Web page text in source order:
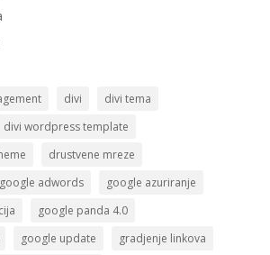
divi
divi tema
divi wordpress template
drustvene mreze
google adwords
google azuriranje
google panda 4.0
google update
gradjenje linkova